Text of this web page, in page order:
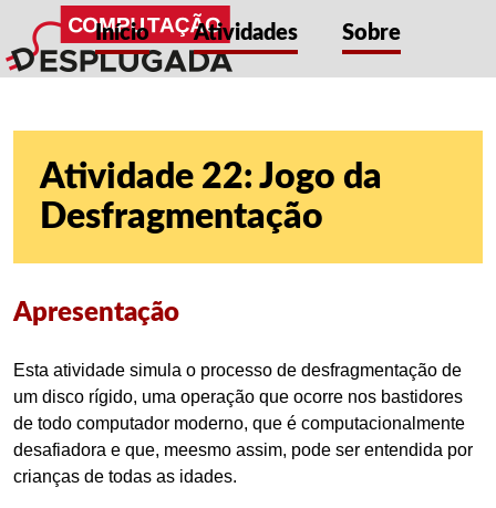
Início Atividades Sobre
Atividade 22: Jogo da
Desfragmentação
Apresentação
Esta atividade simula o processo de desfragmentação de
um disco rígido, uma operação que ocorre nos bastidores
de todo computador moderno, que é computacionalmente
desafiadora e que, meesmo assim, pode ser entendida por
crianças de todas as idades.